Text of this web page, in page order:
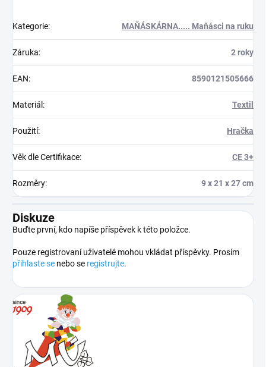
Kategorie: MAŇÁSKÁRNA..... Maňásci na ruku
Záruka: 2 roky
EAN: 8590121505666
Materiál : Textil
Použití: Hračka
Věk dle Certifikace: CE 3+
Rozměry: 9 x 21 x 27 cm
Diskuze
Buďte první, kdo napíše příspěvek k této položce.
Pouze registrovaní uživatelé mohou vkládat příspěvky. Prosím
přihlaste se nebo se registrujte.